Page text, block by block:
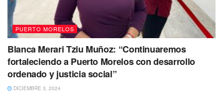
PUERTO MORELOS
Blanca Merari Tziu Muñoz: “Continuaremos
fortaleciendo a Puerto Morelos con desarrollo
ordenado y justicia social”
DICIEMBRE 3, 2024